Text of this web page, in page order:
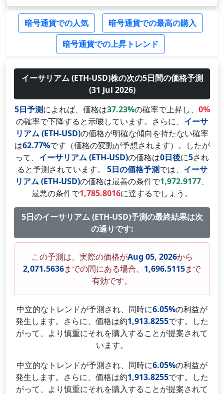
暗号通貨での人気
暗号通貨での最高の購入
暗号通貨での上昇トレンド
イーサリアム (ETH-USD)株の次の5日間の価格予測
(31 Jul 2026)
5日予測によれば、価格は37.23%の確率で上昇し、 0%
の確率で下降すると示唆しています。さらに、 イーサ
リアム (ETH-USD)の価格が明確な傾向を持たない確率
は62.77%です（価格の変動が予想されます）。したが
って、 イーサリアム (ETH-USD)の価格は0日後に5され
ると予測されています。 5日の価格予測では、 イーサ
リアム (ETH-USD)の価格は最善の条件で1,972.9177、
最悪の条件で1,785.8016に達するでしょう。
5日のイーサリアム (ETH-USD)予測の最終結果は次
の通りです:
この予測は、実際の価格がAug 05, 2026から
2,071.5636までの間にある場合、 1,696.5115まで
有効です。
中立的なトレンドが予測され、同時に6.05%の利益が
発生します。さらに、価格は約1,913.8255です。した
がって、より慎重にそれを購入することが提案されて
います。
中立的なトレンドが予測され、同時に6.05%の利益が
発生します。さらに、価格は約1,913.8255です。した
がって、より慎重にそれを購入することが提案されて